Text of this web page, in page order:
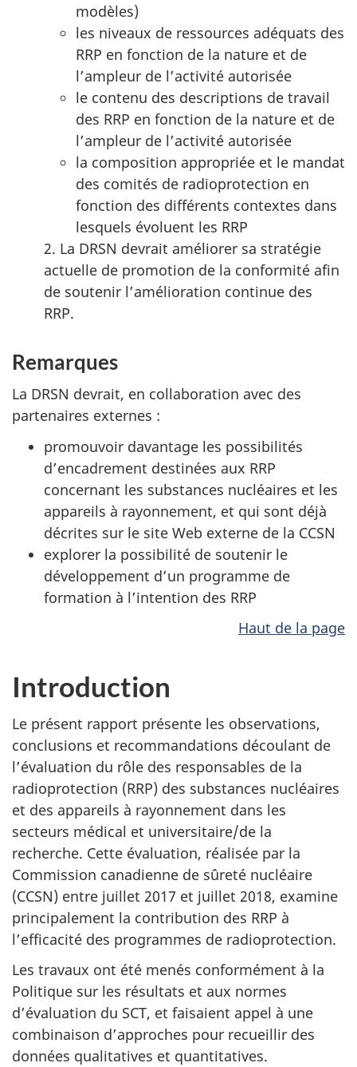
modèles)
les niveaux de ressources adéquats des
RRP en fonction de la nature et de
l’ampleur de l’activité autorisée
le contenu des descriptions de travail
des RRP en fonction de la nature et de
l’ampleur de l’activité autorisée
la composition appropriée et le mandat
des comités de radioprotection en
fonction des différents contextes dans
lesquels évoluent les RRP
2. La DRSN devrait améliorer sa stratégie
actuelle de promotion de la conformité afin
de soutenir l’amélioration continue des
RRP.
Remarques
La DRSN devrait, en collaboration avec des
partenaires externes :
promouvoir davantage les possibilités
d’encadrement destinées aux RRP
concernant les substances nucléaires et les
appareils à rayonnement, et qui sont déjà
décrites sur le site Web externe de la CCSN
explorer la possibilité de soutenir le
développement d’un programme de
formation à l’intention des RRP
Haut de la page
Introduction
Le présent rapport présente les observations,
conclusions et recommandations découlant de
l’évaluation du rôle des responsables de la
radioprotection (RRP) des substances nucléaires
et des appareils à rayonnement dans les
secteurs médical et universitaire/de la
recherche. Cette évaluation, réalisée par la
Commission canadienne de sûreté nucléaire
(CCSN) entre juillet 2017 et juillet 2018, examine
principalement la contribution des RRP à
l’efficacité des programmes de radioprotection.
Les travaux ont été menés conformément à la
Politique sur les résultats et aux normes
d’évaluation du SCT, et faisaient appel à une
combinaison d’approches pour recueillir des
données qualitatives et quantitatives.